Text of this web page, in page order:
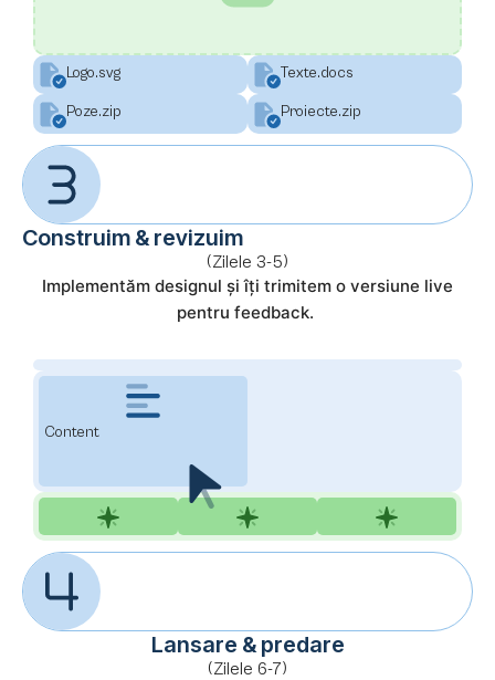
Logo.svg Texte.docs
Poze.zip Proiecte.zip
Construim & revizuim
(Zilele 3-5)
Implementăm designul și îți trimitem o versiune live
pentru feedback.
Content
Lansare & predare
(Zilele 6-7)